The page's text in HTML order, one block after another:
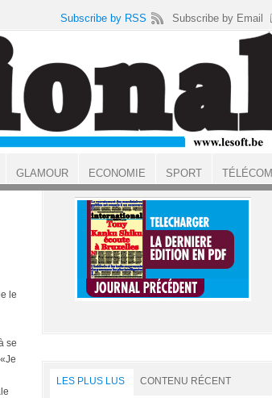
le
se
LES PLUS LUS CONTENU RÉCENT
Subscribe by RSS Subscribe by Email
GLAMOUR ECONOMIE SPORT TÉLÉCOM